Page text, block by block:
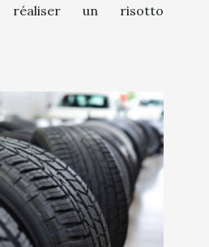
réaliser un risotto